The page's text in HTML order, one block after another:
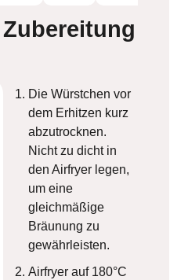
Zubereitung
Die Würstchen vor
dem Erhitzen kurz
abzutrocknen.
Nicht zu dicht in
den Airfryer legen,
um eine
gleichmäßige
Bräunung zu
gewährleisten.
Airfryer auf 180°C